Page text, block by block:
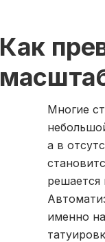
Как
Многие
а в
именно